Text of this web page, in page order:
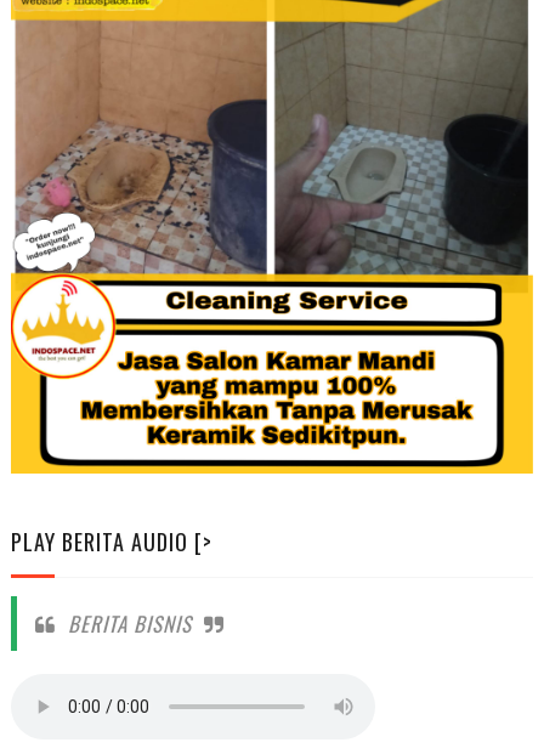
PLAY BERITA AUDIO [>
BERITA BISNIS